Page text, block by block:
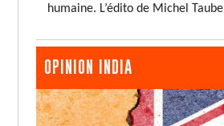
humaine. L’édito de Michel Taube
OPINION INDIA